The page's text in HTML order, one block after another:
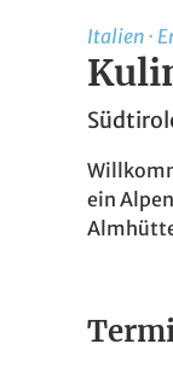
Italien ·
ein